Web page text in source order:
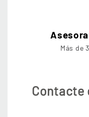
Más de
Contacte